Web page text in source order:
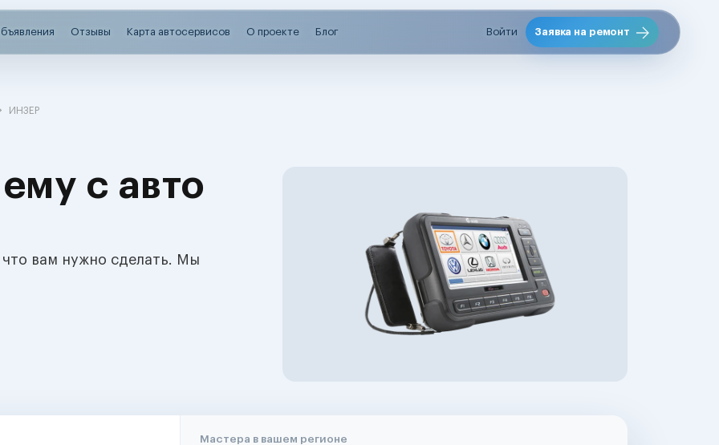
Отзывы Карта автосервисов О проекте Блог Войти Заявка на ремонт
ИНЗЕР
с авто
вам нужно сделать. Мы
Мастера в вашем регионе